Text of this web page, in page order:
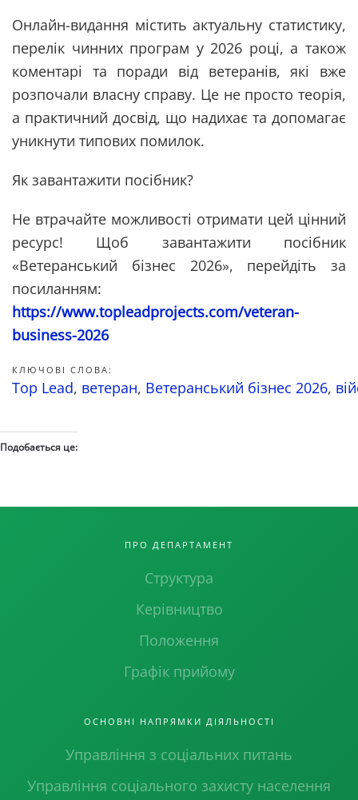
Онлайн-видання містить актуальну статистику,
перелік чинних програм у 2026 році, а також
коментарі та поради від ветеранів, які вже
розпочали власну справу. Це не просто теорія,
а практичний досвід, що надихає та допомагає
уникнути типових помилок.
Як завантажити посібник?
Не втрачайте можливості отримати цей цінний
ресурс! Щоб завантажити посібник
«Ветеранський бізнес 2026», перейдіть за
посиланням:
https://www.topleadprojects.com/veteran-
business-2026
КЛЮЧОВІ СЛОВА:
Top Lead, ветеран, Ветеранський бізнес 2026,
Подобається це:
ПРО ДЕПАРТАМЕНТ
Структура
Керівництво
Положення
Графік прийому
ОСНОВНІ НАПРЯМКИ ДІЯЛЬНОСТІ
Управління з соціальних питань
Управління соціального захисту населення